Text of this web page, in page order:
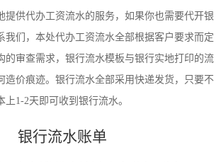
提供代办工资流水的服务，如果你也需要代开银
我们，本处代办工资流水全部根据客户要求而定
的审查需求，银行流水模板与银行实地打印的流
造价痕迹。银行流水全部采用快递发货，只要不
1-2天即可收到银行流水。
银行流水账单